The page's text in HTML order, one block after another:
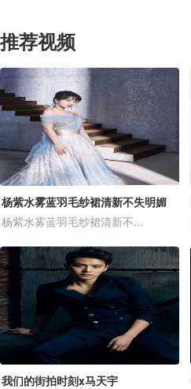
推荐视频
杨紫水雾蓝羽毛纱裙清新不失明媚
杨紫水雾蓝羽毛纱裙清新不...
我们的街拍时刻x马天宇